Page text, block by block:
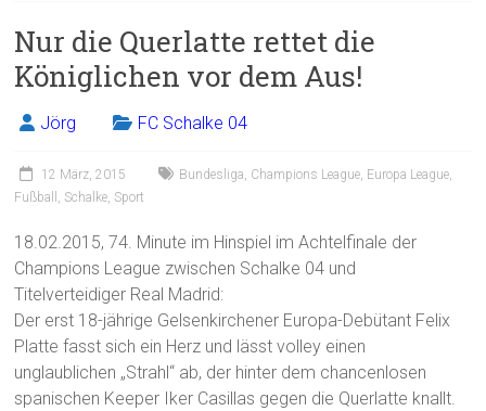
Nur die Querlatte rettet die
Königlichen vor dem Aus!
Jörg FC Schalke 04
12 März, 2015 Bundesliga, Champions League, Europa League,
Fußball , Schalke, Sport
18.02.2015, 74. Minute im Hinspiel im Achtelfinale der
Champions League zwischen Schalke 04 und
Titelverteidiger Real Madrid:
Der erst 18-jährige Gelsenkirchener Europa-Debütant Felix
Platte fasst sich ein Herz und lässt volley einen
unglaublichen „Strahl“ ab, der hinter dem chancenlosen
spanischen Keeper Iker Casillas gegen die Querlatte knallt.